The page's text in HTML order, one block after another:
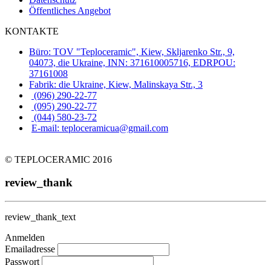
Öffentliches Angebot
KONTAKTE
Büro: TOV "Teploceramic", Kiew, Skljarenko Str., 9,
04073, die Ukraine, INN: 371610005716, EDRPOU:
37161008
Fabrik: die Ukraine, Kiew, Malinskaya Str., 3
(096) 290-22-77
(095) 290-22-77
(044) 580-23-72
E-mail: teploceramicua@gmail.com
© TEPLOCERAMIC 2016
review_thank
review_thank_text
Anmelden
Emailadresse
Passwort